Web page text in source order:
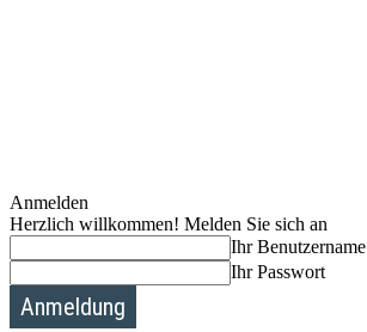
Anmelden
Herzlich willkommen! Melden Sie sich an
Ihr Benutzername
Ihr Passwort